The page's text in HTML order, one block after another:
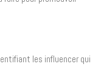
les influencer qui